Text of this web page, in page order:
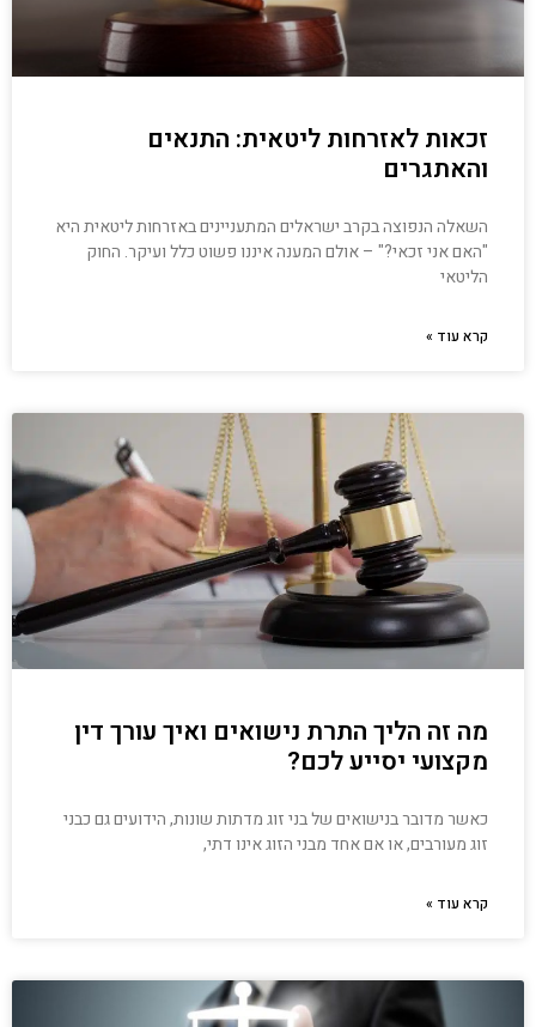
זכאות לאזרחות ליטאית: התנאים
והאתגרים
השאלה הנפוצה בקרב ישראלים המתעניינים באזרחות ליטאית היא
"האם אני זכאי?" – אולם המענה איננו פשוט כלל ועיקר. החוק
הליטאי
קרא עוד »
מה זה הליך התרת נישואים ואיך עורך דין
מקצועי יסייע לכם?
כאשר מדובר בנישואים של בני זוג מדתות שונות, הידועים גם כבני
זוג מעורבים, או אם אחד מבני הזוג אינו דתי,
קרא עוד »